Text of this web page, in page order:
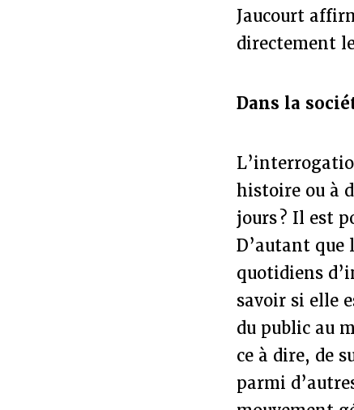
Jaucourt
directement
Dans la
histoire ou à
jours ? Il est
D’autant que
quotidiens
savoir si elle
du public au
ce à dire, de
parmi